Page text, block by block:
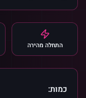
התחלה מהירה
כמות: